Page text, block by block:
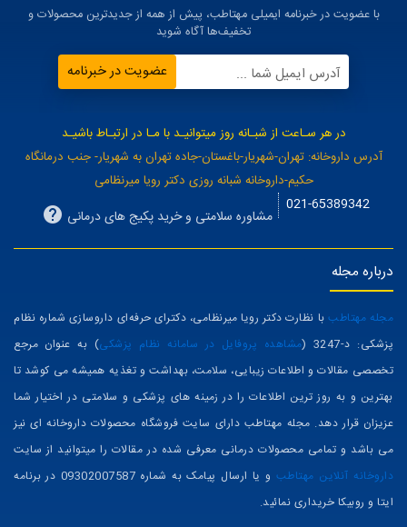
با عضویت در خبرنامه ایمیلی مهتاطب، پیش از همه از جدیدترین محصولات و
تخفیف‌ها آگاه شوید
آدرس ایمیل شما ... عضویت در خبرنامه
در هر سـاعت از شبـانه روز میتوانیـد با مـا در ارتبـاط باشیـد
آدرس داروخانه: تهران-شهریار-باغستان-جاده تهران به شهریار- جنب درمانگاه
حکیم-داروخانه شبانه روزی دکتر رویا میرنظامی
021-65389342
مشاوره سلامتی و خرید پکیج های درمانی
درباره مجله
مجله مهتاطببا نظارت دکتر رویا میرنظامی، دکترای حرفه‌ای داروسازی شماره نظام
پزشکی: د-3247 (
مشاهده پروفایل در سامانه نظام پزشکی) به عنوان مرجع
تخصصی مقالات و اطلاعات زیبایی، سلامت، بهداشت و تغذیه همیشه می کوشد تا
بهترین و به روز ترین اطلاعات را در زمینه های پزشکی و سلامتی در اختیار شما
عزیزان قرار دهد. مجله مهتاطب دارای سایت فروشگاه محصولات داروخانه ای نیز
می باشد و تمامی محصولات درمانی معرفی شده در مقالات را میتوانید از سایت
داروخانه آنلاین مهتاطب
و یا ارسال پیامک به شماره 09302007587 در برنامه
ایتا و روبیکا خریداری نمائید.